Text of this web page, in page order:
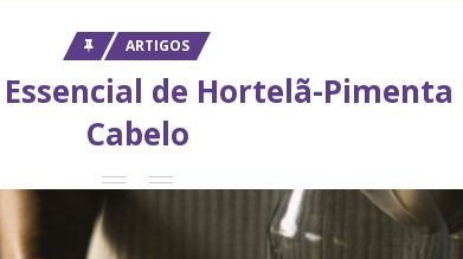
ARTIGOS
de Hortelã-
Cabelo